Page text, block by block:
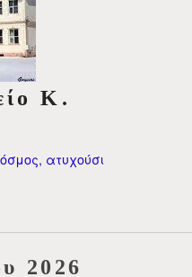
Κ.
ατυχούσι
2026